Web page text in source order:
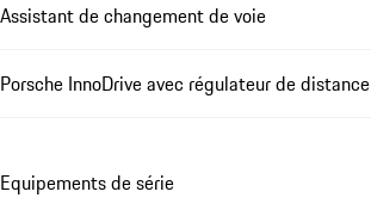
Assistant de changement de voie
Porsche InnoDrive avec régulateur de distance
Equipements de série